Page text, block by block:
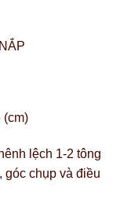
(cm)
lệch 1-2 tông
góc chụp và điều